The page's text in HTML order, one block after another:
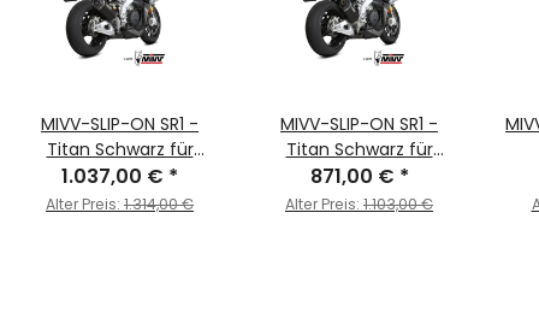
MIVV-SLIP-ON SR1 -
Titan Schwarz für
APRILIA - RSV4 BJ. 2021 >
2024 - A.015.LR1TB
1.037,00 € *
Alter Preis: 1.314,00 €
MIVV-SLIP-ON SR1 -
Titan Schwarz für
APRILIA - RSV4 BJ. 2021 >
2024 - A.019.SR1TB
871,00 € *
Alter Preis: 1.103,00 €